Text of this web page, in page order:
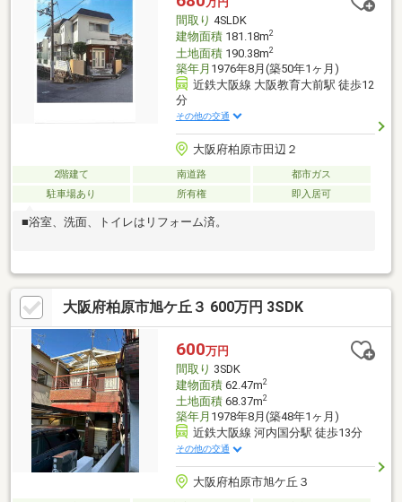
間取り 4SLDK
建物面積181.18m2
土地面積190.38m2
築年月 1976年8月(築50年1ヶ月)
近鉄大阪線 大阪教育大前駅 徒歩12
分
その他の交通
大阪府柏原市田辺２
2階建て 南道路
都市ガス
駐車場あり
所有権 即入居可
■浴室、洗面、トイレはリフォーム済。
大阪府柏原市旭ケ丘３ 600万円 3SDK
600万円
間取り 3SDK
建物面積62.47m2
土地面積68.37m2
築年月 1978年8月(築48年1ヶ月)
近鉄大阪線 河内国分駅 徒歩13分
その他の交通
大阪府柏原市旭ケ丘３